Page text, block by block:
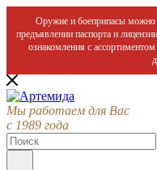
Оружие и боеприпасы можно
предъявлении паспорта и
ознакомления с
Мы работаем для Вас
с 1989 года